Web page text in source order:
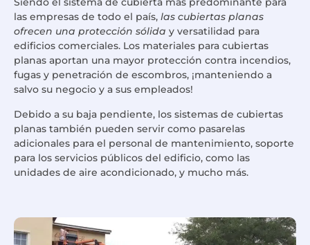
las empresas de todo el país, las cubiertas planas
ofrecen una protección sólida y versatilidad para
edificios comerciales. Los materiales para cubiertas
planas aportan una mayor protección contra incendios,
fugas y penetración de escombros, ¡manteniendo a
salvo su negocio y a sus empleados!
Debido a su baja pendiente, los sistemas de cubiertas
planas también pueden servir como pasarelas
adicionales para el personal de mantenimiento, soporte
para los servicios públicos del edificio, como las
unidades de aire acondicionado, y mucho más.